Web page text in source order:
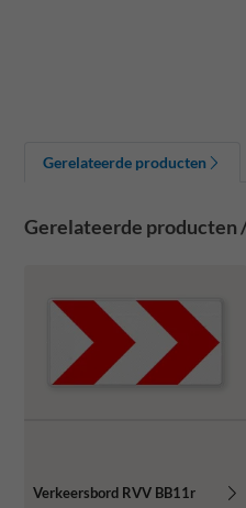
Gerelateerde producten
Gerelateerde producten
Verkeersbord RVV BB11r